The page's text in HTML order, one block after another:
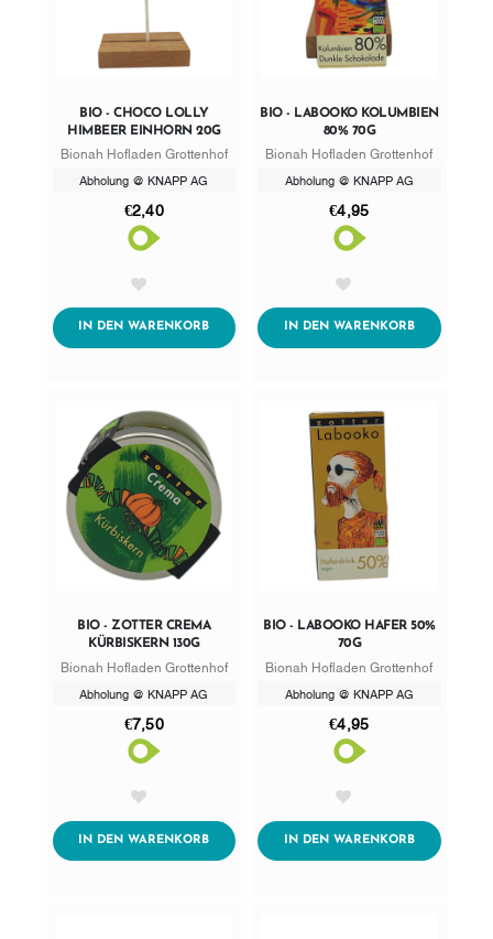
BIO - CHOCO LOLLY
HIMBEER EINHORN 20G
Bionah Hofladen Grottenhof
Abholung @ KNAPP AG
€2,40
IN DEN WARENKORBADDTOCART
BIO - LABOOKO KOLUMBIEN
80% 70G
Bionah Hofladen Grottenhof
Abholung @ KNAPP AG
€4,95
IN DEN WARENKORBADDTOCART
BIO - ZOTTER CREMA
KÜRBISKERN 130G
Bionah Hofladen Grottenhof
Abholung @ KNAPP AG
€7,50
IN DEN WARENKORBADDTOCART
BIO - LABOOKO HAFER 50%
70G
Bionah Hofladen Grottenhof
Abholung @ KNAPP AG
€4,95
IN DEN WARENKORBADDTOCART